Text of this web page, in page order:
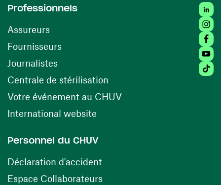
Professionnels
Assureurs
Fournisseurs(ouvre une nouvelle fenêtre)
Journalistes
Centrale de stérilisation (ouvre une nouvelle
Votre événement au CHUV(ouvre une nouvelle
International website
Personnel du CHUV
Déclaration d'accident
Espace Collaborateurs(ouvre une nouvelle fenêtre)